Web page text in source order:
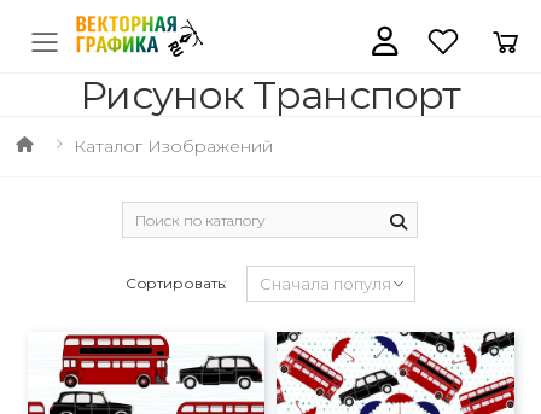
Рисунок Транспорт
Каталог Изображений
Сортировать: